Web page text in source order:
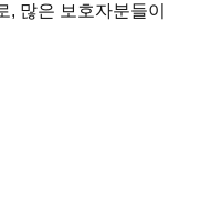
많은 보호자분들이